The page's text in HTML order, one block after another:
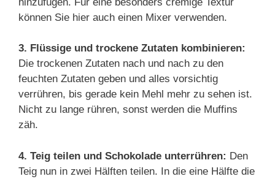
können Sie hier auch einen Mixer verwenden.
3. Flüssige und trockene Zutaten kombinieren:
Die trockenen Zutaten nach und nach zu den
feuchten Zutaten geben und alles vorsichtig
verrühren, bis gerade kein Mehl mehr zu sehen ist.
Nicht zu lange rühren, sonst werden die Muffins
zäh.
4. Teig teilen und Schokolade unterrühren: Den
Teig nun in zwei Hälften teilen. In die eine Hälfte die